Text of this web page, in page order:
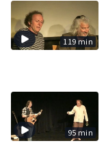
119 min
95 min